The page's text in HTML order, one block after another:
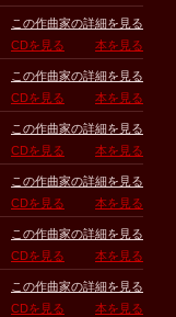
この作曲家の詳細を見る
CDを見る
本を見る
この作曲家の詳細を見る
CDを見る
本を見る
この作曲家の詳細を見る
CDを見る
本を見る
この作曲家の詳細を見る
CDを見る
本を見る
この作曲家の詳細を見る
CDを見る
本を見る
この作曲家の詳細を見る
CDを見る
本を見る